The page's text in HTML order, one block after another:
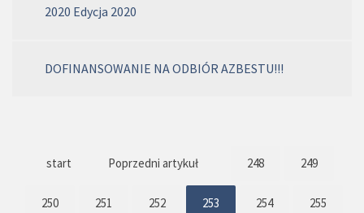
2020 Edycja 2020
DOFINANSOWANIE NA ODBIÓR AZBESTU!!!
start Poprzedni artykuł 248 249
250 251 252 253 254 255